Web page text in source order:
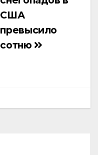
США
превысило
сотню